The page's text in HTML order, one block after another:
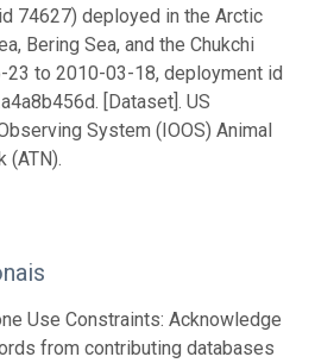
74627) deployed in the Arctic
Bering Sea, and the Chukchi
23 to 2010-03-18, deployment id
[Dataset]. US
System (IOOS) Animal
(ATN).
Use Constraints: Acknowledge
from contributing databases